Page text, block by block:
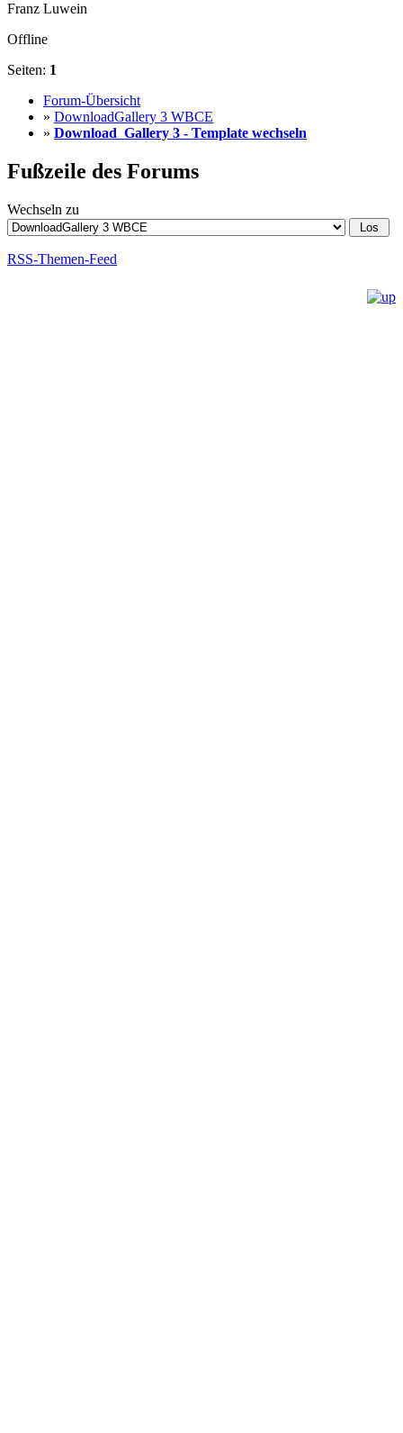
Franz Luwein
Offline
Seiten: 1
Forum-Übersicht
» DownloadGallery 3 WBCE
» Download_Gallery 3 - Template wechseln
Fußzeile des Forums
Wechseln zu
RSS-Themen-Feed